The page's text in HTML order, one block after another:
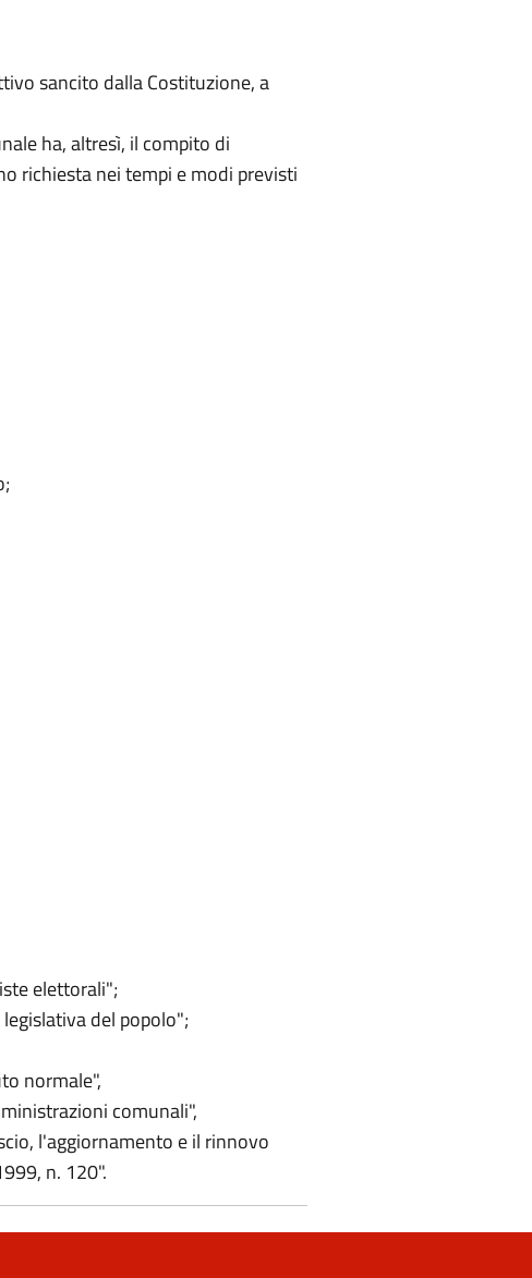
sancito dalla Costituzione, a
ha, altresì, il compito di
richiesta nei tempi e modi previsti
elettorali";
del popolo";
normale",
comunali",
l'aggiornamento e il rinnovo
n. 120".